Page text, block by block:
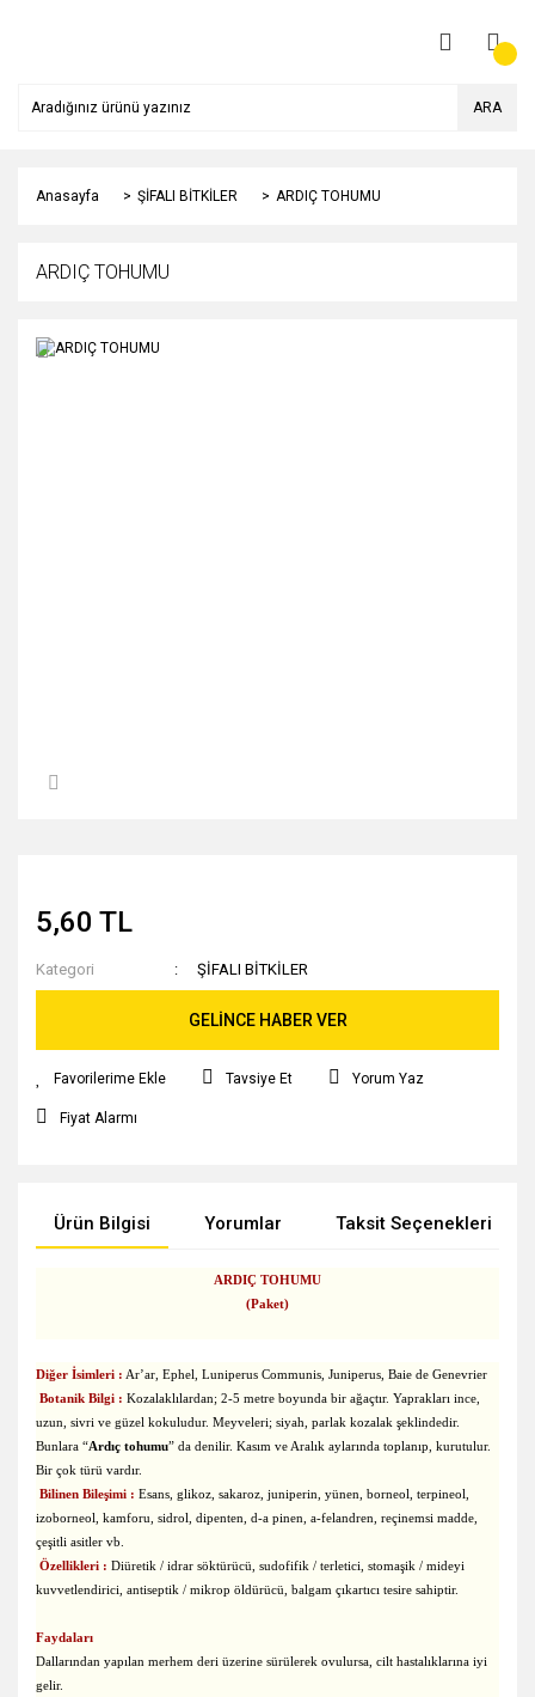
ARA
Anasayfa ŞİFALI BİTKİLER ARDIÇ TOHUMU
ARDIÇ TOHUMU
5,60 TL
Kategori ŞİFALI BİTKİLER
GELİNCE HABER VER
Tavsiye Et Yorum Yaz
Fiyat Alarmı
Ürün Bilgisi Yorumlar Taksit Seçenekleri
ARDIÇ TOHUMU
(Paket)
Diğer İsimleri : Ar’ar, Ephel, Luniperus Communis, Juniperus, Baie de Genevrier
Botanik Bilgi : Kozalaklılardan; 2-5 metre boyunda bir ağaçtır. Yaprakları ince,
uzun, sivri ve güzel kokuludur. Meyveleri; siyah, parlak kozalak şeklindedir.
Bunlara “Ardıç tohumu” da denilir. Kasım ve Aralık aylarında toplanıp, kurutulur.
Bir çok türü vardır.
Bilinen Bileşimi : Esans, glikoz, sakaroz, juniperin, yünen, borneol, terpineol,
izoborneol, kamforu, sidrol, dipenten, d-a pinen, a-felandren, reçinemsi madde,
çeşitli asitler vb.
Özellikleri : Diüretik / idrar söktürücü, sudofifik / terletici, stomaşik / mideyi
kuvvetlendirici, antiseptik / mikrop öldürücü, balgam çıkartıcı tesire sahiptir.
Faydaları
Dallarından yapılan merhem deri üzerine sürülerek ovulursa, cilt hastalıklarına iyi
gelir.